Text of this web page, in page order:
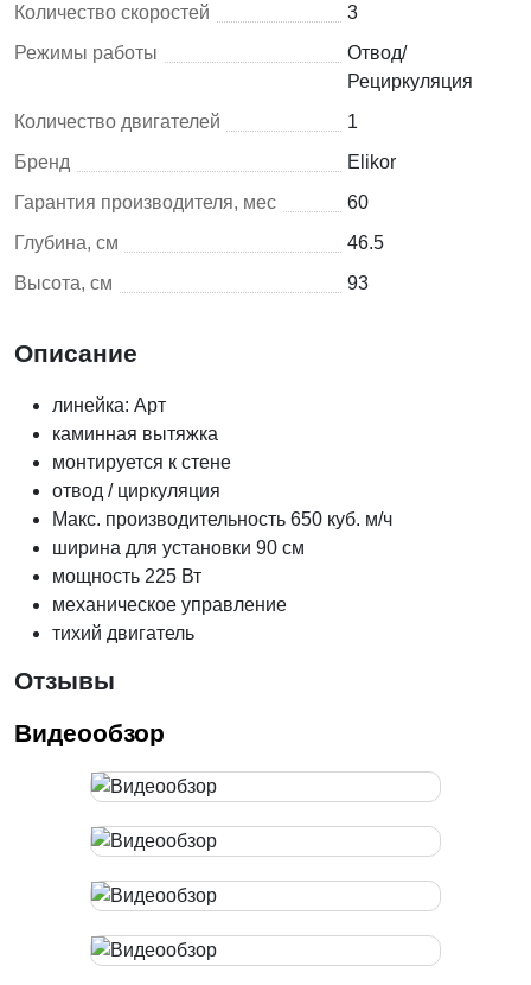
Количество скоростей
3
Режимы работы
Отвод/
Рециркуляция
Количество двигателей
1
Бренд
Elikor
Гарантия производителя, мес
60
Глубина, см
46.5
Высота, см
93
Описание
линейка: Арт
каминная вытяжка
монтируется к стене
отвод / циркуляция
Макс. производительность 650 куб. м/ч
ширина для установки 90 см
мощность 225 Вт
механическое управление
тихий двигатель
Отзывы
Видеообзор